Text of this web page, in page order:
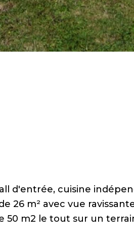
d'entrée, cuisine
26 m² avec vue